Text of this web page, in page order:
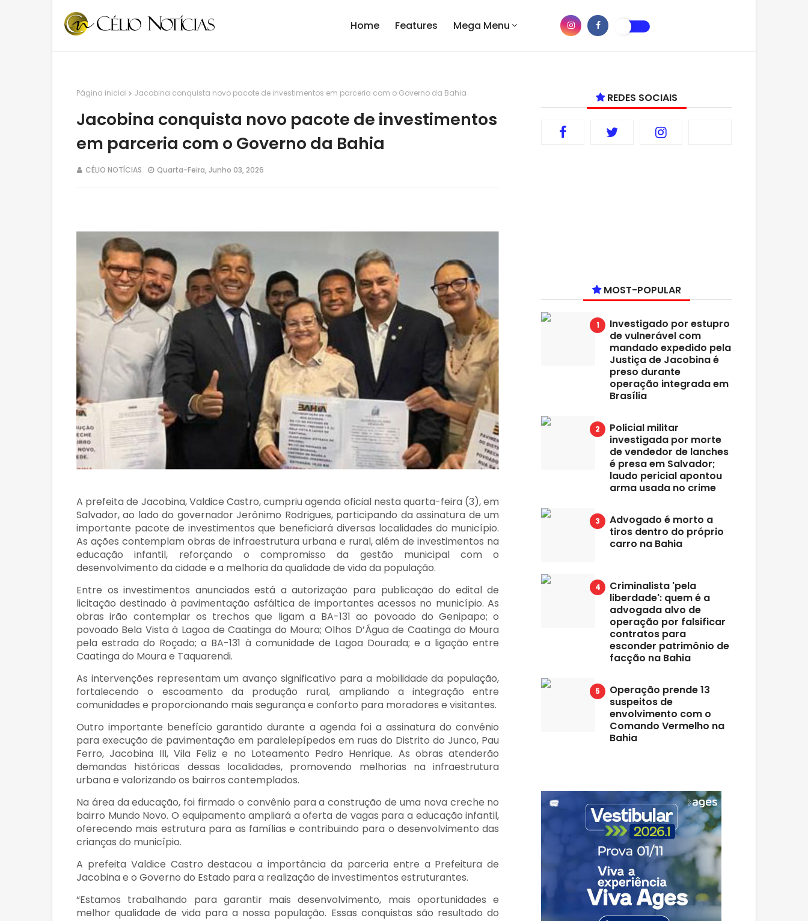
Home Features Mega Menu
Página inicial Jacobina conquista novo pacote de investimentos em parceria com o Governo da Bahia
Jacobina conquista novo pacote de investimentos
em parceria com o Governo da Bahia
CÉLIO NOTÍCIAS Quarta-Feira, Junho 03, 2026
A prefeita de Jacobina, Valdice Castro, cumpriu agenda oficial nesta quarta-feira (3), em
Salvador, ao lado do governador Jerônimo Rodrigues, participando da assinatura de um
importante pacote de investimentos que beneficiará diversas localidades do município.
As ações contemplam obras de infraestrutura urbana e rural, além de investimentos na
educação infantil, reforçando o compromisso da gestão municipal com o
desenvolvimento da cidade e a melhoria da qualidade de vida da população.
Entre os investimentos anunciados está a autorização para publicação do edital de
licitação destinado à pavimentação asfáltica de importantes acessos no município. As
obras irão contemplar os trechos que ligam a BA-131 ao povoado do Genipapo; o
povoado Bela Vista à Lagoa de Caatinga do Moura; Olhos D’Água de Caatinga do Moura
pela estrada do Roçado; a BA-131 à comunidade de Lagoa Dourada; e a ligação entre
Caatinga do Moura e Taquarendi.
As intervenções representam um avanço significativo para a mobilidade da população,
fortalecendo o escoamento da produção rural, ampliando a integração entre
comunidades e proporcionando mais segurança e conforto para moradores e visitantes.
Outro importante benefício garantido durante a agenda foi a assinatura do convênio
para execução de pavimentação em paralelepípedos em ruas do Distrito do Junco, Pau
Ferro, Jacobina III, Vila Feliz e no Loteamento Pedro Henrique. As obras atenderão
demandas históricas dessas localidades, promovendo melhorias na infraestrutura
urbana e valorizando os bairros contemplados.
Na área da educação, foi firmado o convênio para a construção de uma nova creche no
bairro Mundo Novo. O equipamento ampliará a oferta de vagas para a educação infantil,
oferecendo mais estrutura para as famílias e contribuindo para o desenvolvimento das
crianças do município.
A prefeita Valdice Castro destacou a importância da parceria entre a Prefeitura de
Jacobina e o Governo do Estado para a realização de investimentos estruturantes.
“Estamos trabalhando para garantir mais desenvolvimento, mais oportunidades e
melhor qualidade de vida para a nossa população. Essas conquistas são resultado do
REDES SOCIAIS
MOST-POPULAR
Investigado por estupro
de vulnerável com
mandado expedido pela
Justiça de Jacobina é
preso durante
operação integrada em
Brasília
Policial militar
investigada por morte
de vendedor de lanches
é presa em Salvador;
laudo pericial apontou
arma usada no crime
Advogado é morto a
tiros dentro do próprio
carro na Bahia
Criminalista 'pela
liberdade': quem é a
advogada alvo de
operação por falsificar
contratos para
esconder patrimônio de
facção na Bahia
Operação prende 13
suspeitos de
envolvimento com o
Comando Vermelho na
Bahia